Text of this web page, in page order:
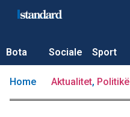
Bota Sociale Sport
Home Aktualitet, Politikë